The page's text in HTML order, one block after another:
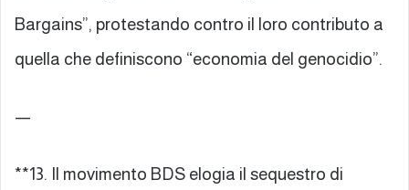
Bargains”, protestando contro il loro contributo a
quella che definiscono “economia del genocidio”.
—
**13. Il movimento BDS elogia il sequestro di